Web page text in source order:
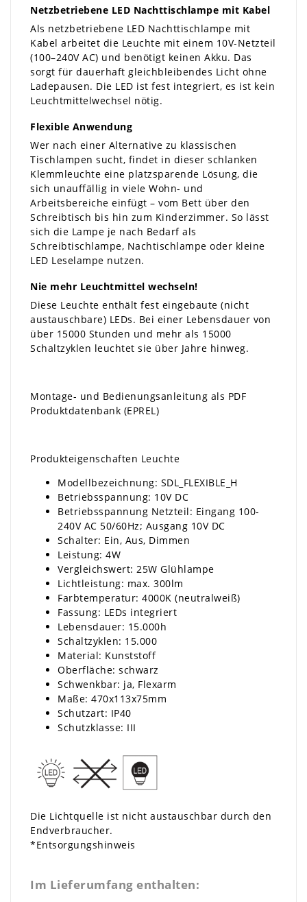
Netzbetriebene LED Nachttischlampe mit Kabel
Als netzbetriebene LED Nachttischlampe mit
Kabel arbeitet die Leuchte mit einem 10V-Netzteil
(100–240V AC) und benötigt keinen Akku. Das
sorgt für dauerhaft gleichbleibendes Licht ohne
Ladepausen. Die LED ist fest integriert, es ist kein
Leuchtmittelwechsel nötig.
Flexible Anwendung
Wer nach einer Alternative zu klassischen
Tischlampen sucht, findet in dieser schlanken
Klemmleuchte eine platzsparende Lösung, die
sich unauffällig in viele Wohn- und
Arbeitsbereiche einfügt – vom Bett über den
Schreibtisch bis hin zum Kinderzimmer. So lässt
sich die Lampe je nach Bedarf als
Schreibtischlampe, Nachtischlampe oder kleine
LED Leselampe nutzen.
Nie mehr Leuchtmittel wechseln!
Diese Leuchte enthält fest eingebaute (nicht
austauschbare) LEDs. Bei einer Lebensdauer von
über 15000 Stunden und mehr als 15000
Schaltzyklen leuchtet sie über Jahre hinweg.
Montage- und Bedienungsanleitung als PDF
Produktdatenbank (EPREL)
Produkteigenschaften Leuchte
Modellbezeichnung: SDL_FLEXIBLE_H
Betriebsspannung: 10V DC
Betriebsspannung Netzteil: Eingang 100-
240V AC 50/60Hz; Ausgang 10V DC
Schalter: Ein, Aus, Dimmen
Leistung: 4W
Vergleichswert: 25W Glühlampe
Lichtleistung: max. 300lm
Farbtemperatur: 4000K (neutralweiß)
Fassung: LEDs integriert
Lebensdauer: 15.000h
Schaltzyklen: 15.000
Material: Kunststoff
Oberfläche: schwarz
Schwenkbar: ja, Flexarm
Maße: 470x113x75mm
Schutzart: IP40
Schutzklasse: III
Die Lichtquelle ist nicht austauschbar durch den
Endverbraucher.
*Entsorgungshinweis
Im Lieferumfang enthalten: